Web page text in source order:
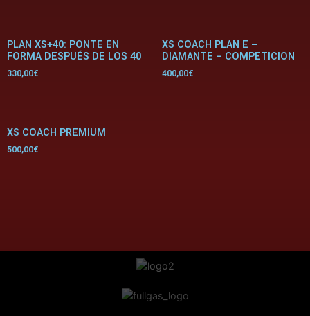
PLAN XS+40: PONTE EN
FORMA DESPUÉS DE LOS 40
330,00€
XS COACH PLAN E –
DIAMANTE – COMPETICION
400,00€
XS COACH PREMIUM
500,00€